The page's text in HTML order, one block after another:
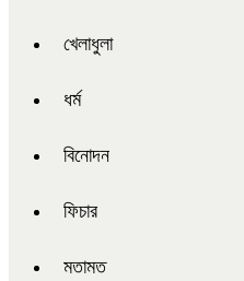
খেলাধুলা
ধর্ম
বিনোদন
ফিচার
মতামত